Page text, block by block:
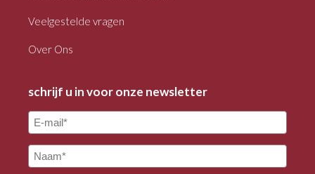
Veelgestelde vragen
Over Ons
schrijf u in voor onze newsletter